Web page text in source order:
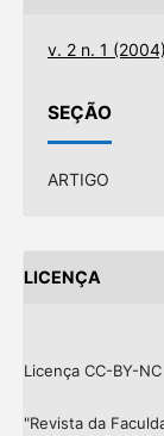
v. 2 n. 1
SEÇÃO
ARTIGO
LICENÇA
Licença CC-BY-NC
"Revista da